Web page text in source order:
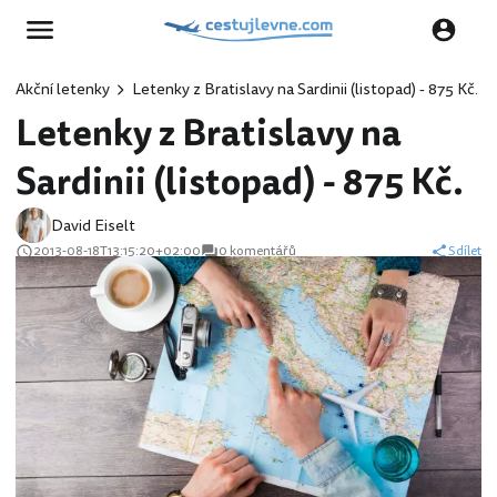
Akční letenky Letenky z Bratislavy na Sardinii (listopad) - 875 Kč.
Letenky z Bratislavy na
Sardinii (listopad) - 875 Kč.
David Eiselt
2013-08-18T13:15:20+02:00 0 komentářů Sdílet